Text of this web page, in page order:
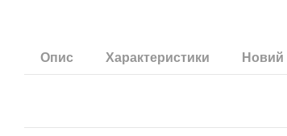
Опис Характеристики Новий